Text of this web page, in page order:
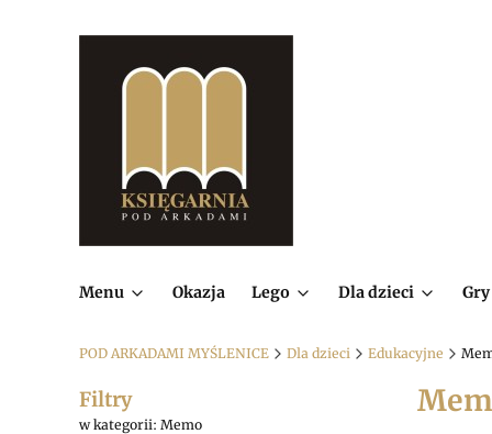
Menu Okazja Lego Dla dzieci Gry
POD ARKADAMI MYŚLENICE Dla dzieci Edukacyjne
Filtry
w kategorii: Memo